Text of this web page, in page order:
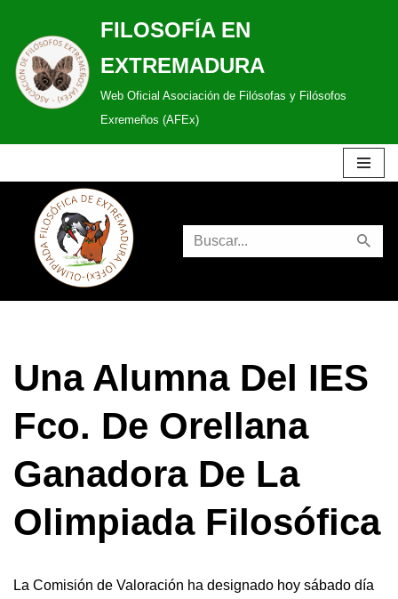
Saltar
al
contenido
FILOSOFÍA EN
EXTREMADURA
Web Oficial Asociación de Filósofas y Filósofos
Exremeños (AFEx)
Una Alumna Del IES
Fco. De Orellana
Ganadora De La
Olimpiada Filosófica
La Comisión de Valoración ha designado hoy sábado día